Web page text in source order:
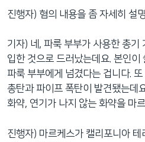
진행자) 혐의 내용을 좀 자세히 설
기자) 네, 파룩 부부가 사용한 총기
입한 것으로 드러났는데요. 본인이
파룩 부부에게 넘겼다는 겁니다.
총탄과 파이프 폭탄이 발견됐는데
화약, 연기가 나지 않는 화약을 마
진행자) 마르케스가 캘리포니아